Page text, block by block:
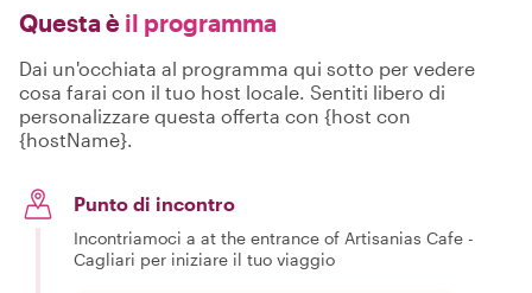
Questa è il programma
Dai un'occhiata al programma qui sotto per vedere
cosa farai con il tuo host locale. Sentiti libero di
personalizzare questa offerta con {host con
{hostName}.
Punto di incontro
Incontriamoci a at the entrance of Artisanias Cafe -
Cagliari per iniziare il tuo viaggio